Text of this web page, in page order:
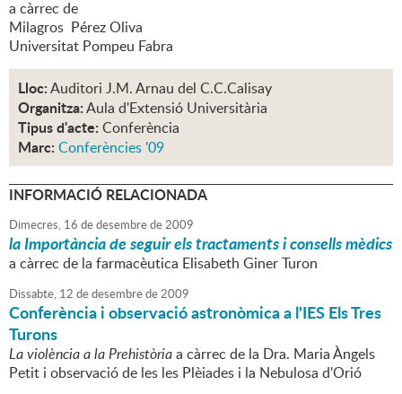
a càrrec de
Milagros Pérez Oliva
Universitat Pompeu Fabra
Lloc:Auditori J.M. Arnau del C.C.Calisay
Organitza:Aula d'Extensió Universitària
Tipus d'acte: Conferència
Marc: Conferències '09
INFORMACIÓ RELACIONADA
Dimecres, 16 dedesembrede2009
la Importància de seguir els tractaments i consells mèdics
a càrrec de la farmacèutica Elisabeth Giner Turon
Dissabte, 12 dedesembrede2009
Conferència i observació astronòmica a l'IES Els Tres
Turons
La violència a la Prehistòriaa càrrec de la Dra. Maria Àngels
Petit i observació de les les Plèiades i la Nebulosa d'Orió